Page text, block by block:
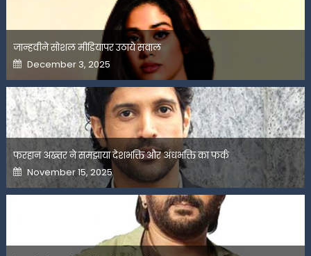
जान्हवीने सोशल मीडियापर उठाये सवाल
Posted
on
December 3, 2025
फरहान अख्तर ने समझाया देशभक्ति और अंधभक्ति का फर्क
Posted
on
November 15, 2025